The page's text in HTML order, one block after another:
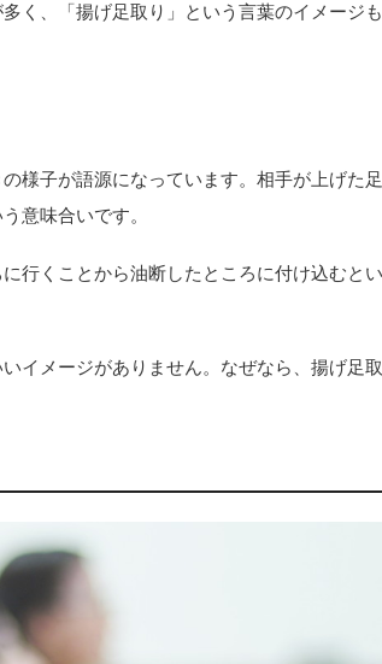
く、「揚げ足取り」という言葉のイメージも
様子が語源になっています。相手が上げた足
意味合いです。
行くことから油断したところに付け込むとい
イメージがありません。なぜなら、揚げ足取